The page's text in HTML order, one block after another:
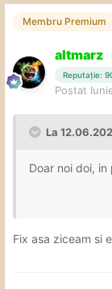
Membru Premium
altmarz
Reputație:
Postat
La
Doar noi doi, in
Fix asa ziceam si